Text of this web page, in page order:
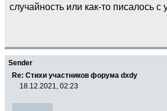
случайность или как-то писалось с
Sender
Re: Стихи участников форума dxdy
18.12.2021, 02:23